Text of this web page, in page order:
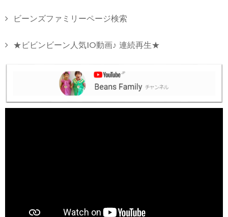
ビーンズファミリーページ検索
★ビビンビーン人気10動画♪ 連続再生★